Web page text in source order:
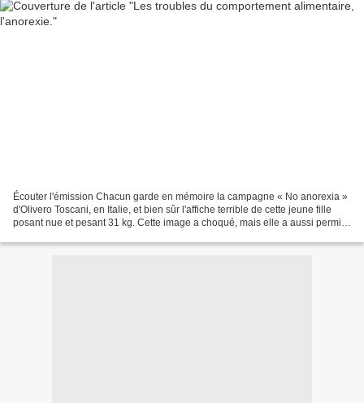
Écouter l'émission Chacun garde en mémoire la campagne « No anorexia »
d'Olivero Toscani, en Italie, et bien sûr l'affiche terrible de cette jeune fille
posant nue et pesant 31 kg. Cette image a choqué, mais elle a aussi permis